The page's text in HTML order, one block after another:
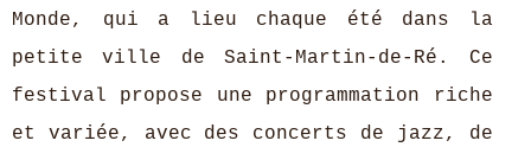
Monde, qui a lieu chaque été dans la
petite ville de Saint-Martin-de-Ré. Ce
festival propose une programmation riche
et variée, avec des concerts de jazz, de